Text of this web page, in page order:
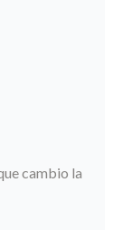
cambio la